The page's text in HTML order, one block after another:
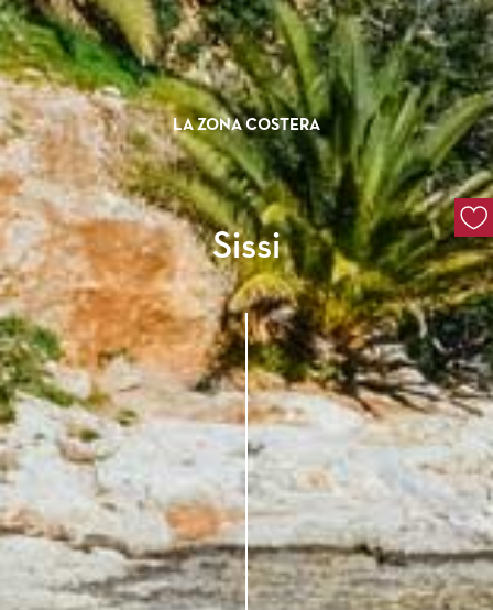
LA ZONA COSTERA
Sissi